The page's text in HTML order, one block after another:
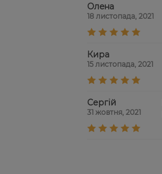
Олeна
18 листопада, 2021
Кира
15 листопада, 2021
Сергій
31 жовтня, 2021